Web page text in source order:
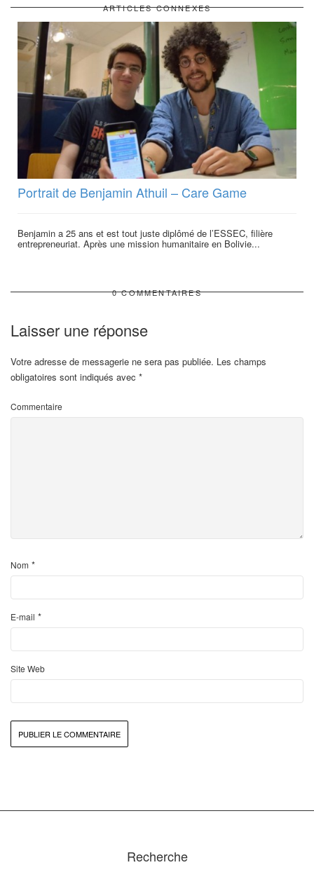
ARTICLES CONNEXES
Portrait de Benjamin Athuil – Care Game
Benjamin a 25 ans et est tout juste diplômé de l’ESSEC, filière
entrepreneuriat. Après une mission humanitaire en Bolivie...
0 COMMENTAIRES
Laisser une réponse
Votre adresse de messagerie ne sera pas publiée. Les champs
obligatoires sont indiqués avec *
Commentaire
Nom *
E-mail *
Site Web
Recherche